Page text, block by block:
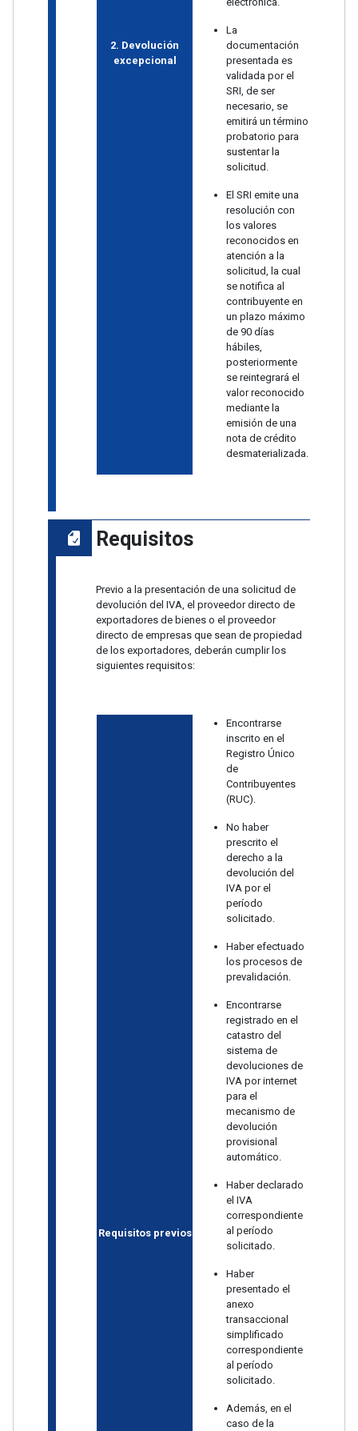
2. Devolución
excepcional
La
documentación
presentada es
validada por el
SRI, de ser
necesario, se
emitirá un término
probatorio para
sustentar la
solicitud.
El SRI emite una
resolución con
los valores
reconocidos en
atención a la
solicitud, la cual
se notifica al
contribuyente en
un plazo máximo
de 90 días
hábiles,
posteriormente
se reintegrará el
valor reconocido
mediante la
emisión de una
nota de crédito
desmaterializada.
Requisitos
Previo a la presentación de una solicitud de
devolución del IVA, el proveedor directo de
exportadores de bienes o el proveedor
directo de empresas que sean de propiedad
de los exportadores, deberán cumplir los
siguientes requisitos:
Requisitos previos
Encontrarse
inscrito en el
Registro Único
de
Contribuyentes
(RUC).
No haber
prescrito el
derecho a la
devolución del
IVA por el
período
solicitado.
Haber efectuado
los procesos de
prevalidación.
Encontrarse
registrado en el
catastro del
sistema de
devoluciones de
IVA por internet
para el
mecanismo de
devolución
provisional
automático.
Haber declarado
el IVA
correspondiente
al período
solicitado.
Haber
presentado el
anexo
transaccional
simplificado
correspondiente
al período
solicitado.
Además, en el
caso de la